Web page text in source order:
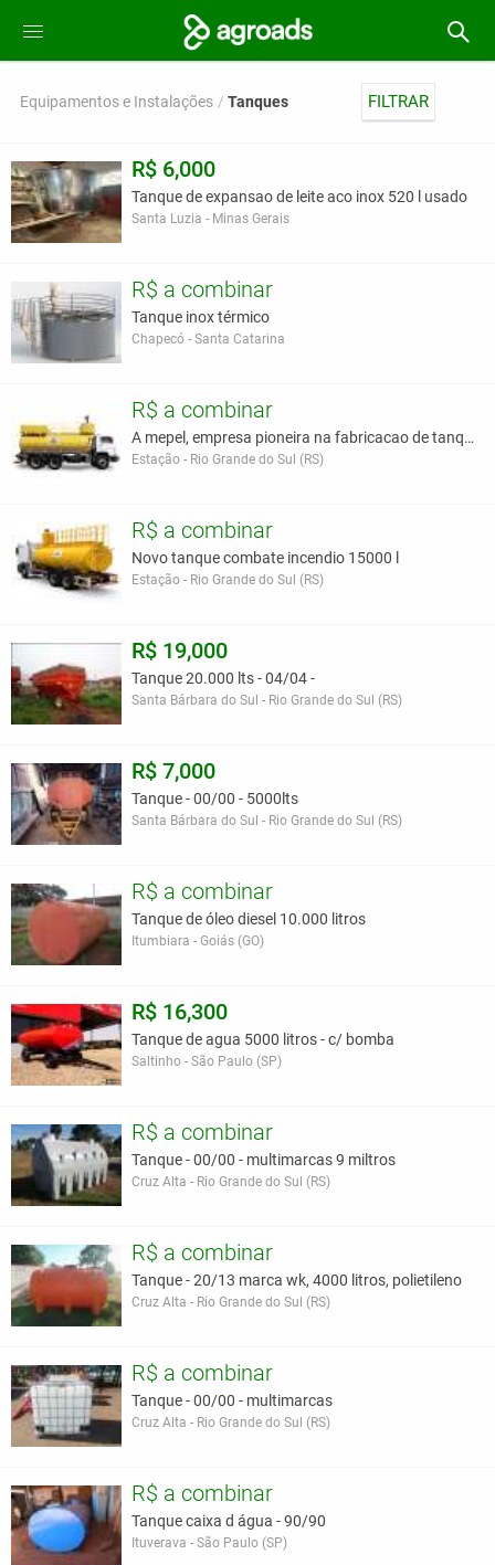
Equipamentos e Instalações Tanques FILTRAR
R$ 6,000
Tanque de expansao de leite aco inox 520 l usado
Santa Luzia - Minas Gerais
R$ a combinar
Tanque inox térmico
Chapecó - Santa Catarina
R$ a combinar
A mepel, empresa pioneira na fabricacao de tanques
Estação - Rio Grande do Sul (RS)
R$ a combinar
Novo tanque combate incendio 15000 l
Estação - Rio Grande do Sul (RS)
R$ 19,000
Tanque 20.000 lts - 04/04 -
Santa Bárbara do Sul - Rio Grande do Sul (RS)
R$ 7,000
Tanque - 00/00 - 5000lts
Santa Bárbara do Sul - Rio Grande do Sul (RS)
R$ a combinar
Tanque de óleo diesel 10.000 litros
Itumbiara - Goiás (GO)
R$ 16,300
Tanque de agua 5000 litros - c/ bomba
Saltinho - São Paulo (SP)
R$ a combinar
Tanque - 00/00 - multimarcas 9 miltros
Cruz Alta - Rio Grande do Sul (RS)
R$ a combinar
Tanque - 20/13 marca wk, 4000 litros, polietileno
Cruz Alta - Rio Grande do Sul (RS)
R$ a combinar
Tanque - 00/00 - multimarcas
Cruz Alta - Rio Grande do Sul (RS)
R$ a combinar
Tanque caixa d água - 90/90
Ituverava - São Paulo (SP)